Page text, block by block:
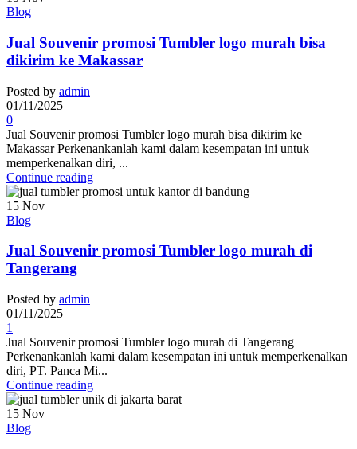
Blog
Jual Souvenir promosi Tumbler logo murah bisa
dikirim ke Makassar
Posted by admin
01/11/2025
0
Jual Souvenir promosi Tumbler logo murah bisa dikirim ke
Makassar Perkenankanlah kami dalam kesempatan ini untuk
memperkenalkan diri, ...
Continue reading
15 Nov
Blog
Jual Souvenir promosi Tumbler logo murah di
Tangerang
Posted by admin
01/11/2025
1
Jual Souvenir promosi Tumbler logo murah di Tangerang
Perkenankanlah kami dalam kesempatan ini untuk memperkenalkan
diri, PT. Panca Mi...
Continue reading
15 Nov
Blog